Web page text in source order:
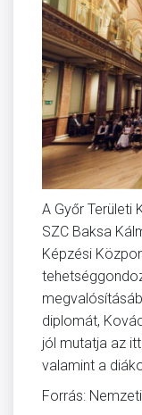
A Győr Területi
SZC Baksa
Képzési
diplomát,
jól mutatja az
valamint a
Forrás: